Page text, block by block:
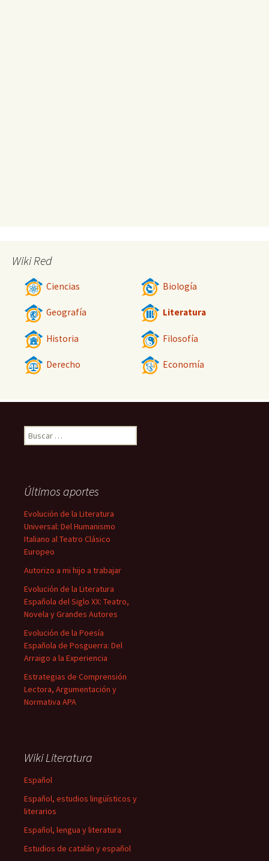
Wiki Red
Ciencias Biología
Geografía Literatura
Historia Filosofía
Derecho Economía
Buscar:
Últimos aportes
Evolución de la Literatura
Universal: Del Humanismo
Italiano al Teatro Clásico
Europeo
Autorizo a mi hijo a trabajar
Evolución de la Literatura
Española del Siglo XX: Teatro,
Novela y Grandes Autores
Evolución de la Poesía
Española de Posguerra: Del
Arraigo a la Experiencia
Estrategias de Comprensión
Lectora, Argumentación y
Normativa APA
Wiki Literatura
Español
Español, estudios lingüísticos y
literarios
Español, lengua y literatura
Estudios de catalán y español